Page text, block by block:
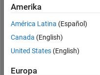
Aktiv
seit
2012
0
Amerika
América Latina (Español)
Canada (English)
United States (English)
Europa